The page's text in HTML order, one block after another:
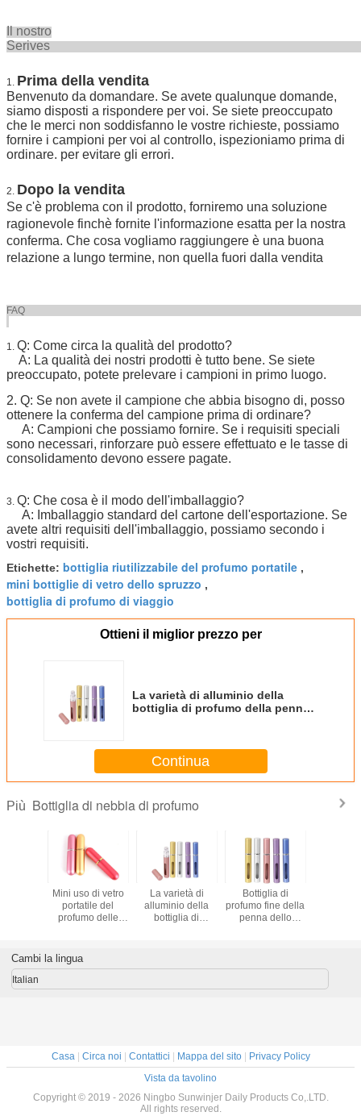
Il nostro
1. Prima della vendita
Benvenuto da domandare. Se avete qualunque domande,
siamo disposti a rispondere per voi. Se siete preoccupato
che le merci non soddisfanno le vostre richieste, possiamo
fornire i campioni per voi al controllo, ispezioniamo prima di
ordinare. per evitare gli errori.
2. Dopo la vendita
Se c'è problema con il prodotto, forniremo una soluzione
ragionevole finchè fornite l'informazione esatta per la nostra
conferma. Che cosa vogliamo raggiungere è una buona
relazione a lungo termine, non quella fuori dalla vendita
1. Q: Come circa la qualità del prodotto?
A: La qualità dei nostri prodotti è tutto bene. Se siete
preoccupato, potete prelevare i campioni in primo luogo.
2. Q: Se non avete il campione che abbia bisogno di, posso
ottenere la conferma del campione prima di ordinare?
A: Campioni che possiamo fornire. Se i requisiti speciali
sono necessari, rinforzare può essere effettuato e le tasse di
consolidamento devono essere pagate.
3. Q: Che cosa è il modo dell'imballaggio?
A: Imballaggio standard del cartone dell'esportazione. Se
avete altri requisiti dell'imballaggio, possiamo secondo i
vostri requisiti.
Etichette: bottiglia riutilizzabile del profumo portatile ,
mini bottiglie di vetro dello spruzzo ,
bottiglia di profumo di viaggio
Ottieni il miglior prezzo per
La varietà di alluminio della
bottiglia di profumo della penna
Continua
Più Bottiglia di nebbia di profumo
Mini uso di vetro
portatile del
profumo delle
dell'acqua di
Skincare
La varietà di
alluminio della
bottiglia di
peso leggero
Bottiglia di
profumo fine della
penna dello
viaggio di 5 ml
Cambi la lingua
Italian
Casa| Circa noi Contattici Mappa del sito|
Privacy Policy
Vista da tavolino
Copyright © 2019 - 2026 Ningbo Sunwinjer Daily Products Co,.LTD.
All rights reserved.